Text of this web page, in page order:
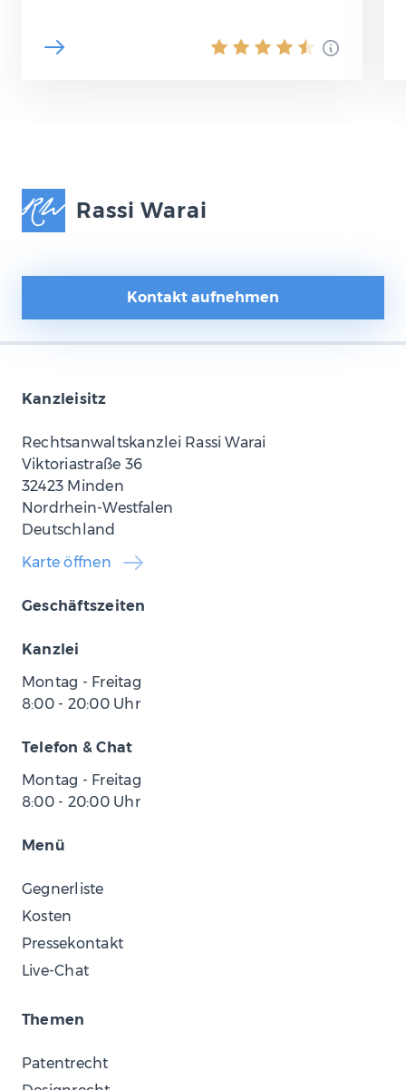
Rassi Warai
Kontakt aufnehmen
Kanzleisitz
Rechtsanwaltskanzlei Rassi Warai
Viktoriastraße 36
32423 Minden
Nordrhein-Westfalen
Deutschland
Karte öffnen
Geschäftszeiten
Kanzlei
Montag - Freitag
8:00- 20:00Uhr
Telefon & Chat
Montag - Freitag
8:00- 20:00Uhr
Menü
Gegnerliste
Kosten
Pressekontakt
Live-Chat
Themen
Patentrecht